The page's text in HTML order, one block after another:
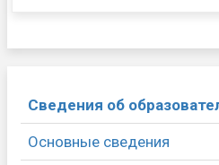
Сведения об
Основные сведения